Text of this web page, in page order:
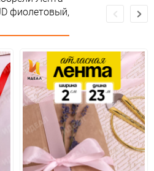
КИТАЙ
Не подлежит
сертификации
Сухое,
проветриваемое
помещение
10
400
фиолетовый,